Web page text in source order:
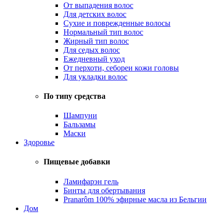
От выпадения волос
Для детских волос
Сухие и поврежденные волосы
Нормальный тип волос
Жирный тип волос
Для седых волос
Ежедневный уход
От перхоти, себореи кожи головы
Для укладки волос
По типу средства
Шампуни
Бальзамы
Маски
Здоровье
Пищевые добавки
Ламифарэн гель
Бинты для обертывания
Pranarôm 100% эфирные масла из Бельгии
Дом